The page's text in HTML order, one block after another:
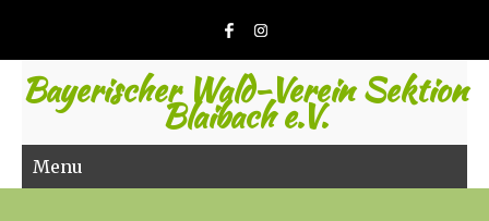
Bayerischer Wald-Verein Sektion
Blaibach e.V.
Menu